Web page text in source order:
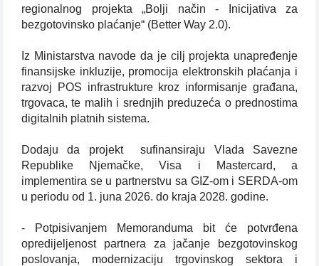
regionalnog projekta „Bolji način - Inicijativa za
bezgotovinsko plaćanje“ (Better Way 2.0).
Iz Ministarstva navode da je cilj projekta unapređenje
finansijske inkluzije, promocija elektronskih plaćanja i
razvoj POS infrastrukture kroz informisanje građana,
trgovaca, te malih i srednjih preduzeća o prednostima
digitalnih platnih sistema.
Dodaju da projekt sufinansiraju Vlada Savezne
Republike Njemačke, Visa i Mastercard, a
implementira se u partnerstvu sa GIZ-om i SERDA-om
u periodu od 1. juna 2026. do kraja 2028. godine.
- Potpisivanjem Memoranduma bit će potvrđena
opredijeljenost partnera za jačanje bezgotovinskog
poslovanja, modernizaciju trgovinskog sektora i